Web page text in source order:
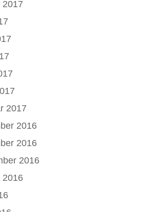
2017
2017
2016
2016
2016
2016